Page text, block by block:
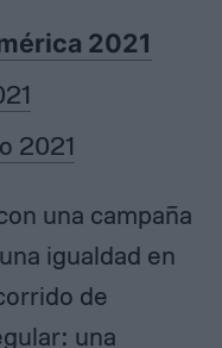
2021
2021
una campaña
igualdad en
de
una